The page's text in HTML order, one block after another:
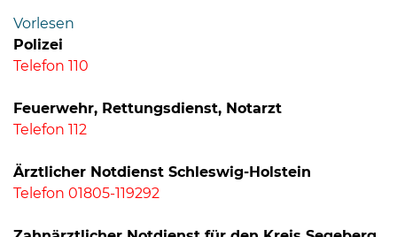
Bramstedt
Bleeck 15-
19
Bramstedt
04192-
zentrale@badbramstedt.de
Vorlesen
Polizei
Telefon 110
Feuerwehr, Rettungsdienst, Notarzt
Telefon 112
Ärztlicher Notdienst Schleswig-Holstein
Telefon 01805-119292